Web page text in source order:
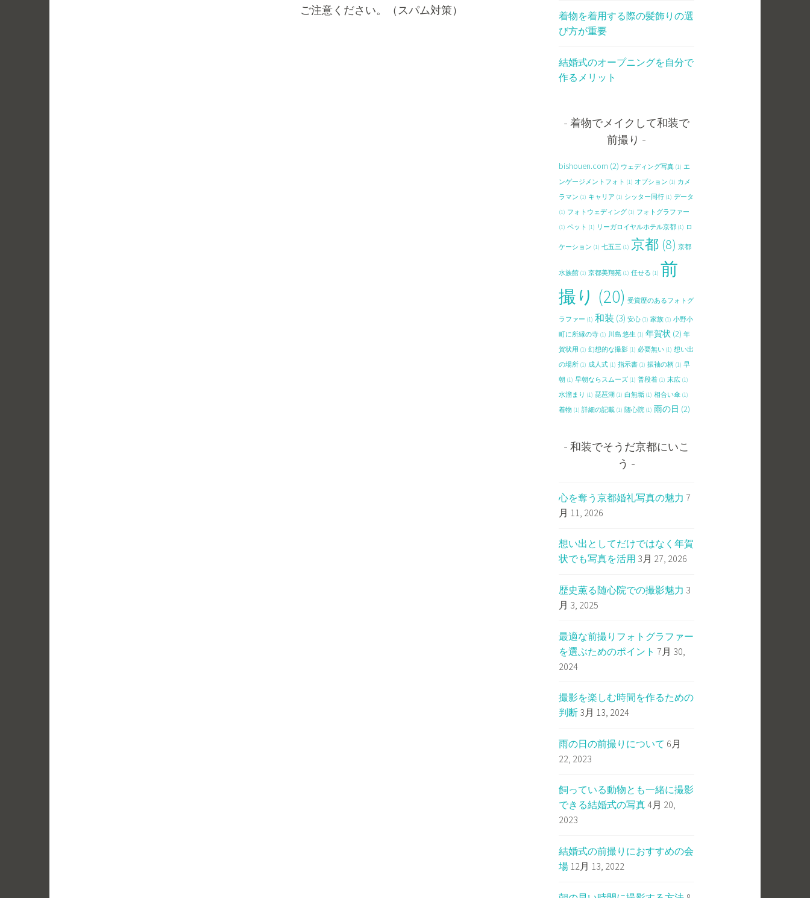
ご注意ください。（スパム対策）
着物を着用する際の髪飾りの選
び方が重要
結婚式のオープニングを自分で
作るメリット
着物でメイクして和装で
前撮り
bishouen.com (2) ウェディング写真 (1) エ
ンゲージメントフォト (1) オプション (1) カメ
ラマン (1) キャリア (1) シッター同行 (1) データ
(1) フォトウェディング (1) フォトグラファー
(1) ペット (1) リーガロイヤルホテル京都 (1) ロ
ケーション (1) 七五三 (1) 京都 (8) 京都
水族館 (1) 京都美翔苑 (1) 任せる (1) 前
撮り (20) 受賞歴のあるフォトグ
ラファー (1) 和装 (3) 安心 (1) 家族 (1) 小野小
町に所縁の寺 (1) 川島 悠生 (1) 年賀状 (2) 年
賀状用 (1) 幻想的な撮影 (1) 必要無い (1) 想い出
の場所 (1) 成人式 (1) 指示書 (1) 振袖の柄 (1) 早
朝 (1) 早朝ならスムーズ (1) 普段着 (1) 末広 (1)
水溜まり (1) 琵琶湖 (1) 白無垢 (1) 相合い傘 (1)
着物 (1) 詳細の記載 (1) 随心院 (1) 雨の日 (2)
和装でそうだ京都にいこ
う
心を奪う京都婚礼写真の魅力 7
月 11, 2026
想い出としてだけではなく年賀
状でも写真を活用 3月 27, 2026
歴史薫る随心院での撮影魅力 3
月 3, 2025
最適な前撮りフォトグラファー
を選ぶためのポイント 7月 30,
2024
撮影を楽しむ時間を作るための
判断 3月 13, 2024
雨の日の前撮りについて 6月
22, 2023
飼っている動物とも一緒に撮影
できる結婚式の写真4月 20,
2023
結婚式の前撮りにおすすめの会
場 12月 13, 2022